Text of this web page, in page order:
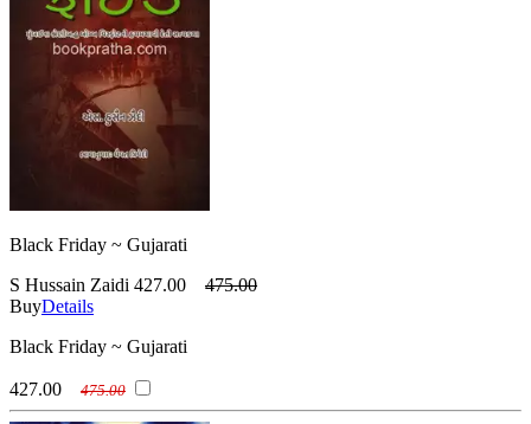
Black Friday ~ Gujarati
S Hussain Zaidi 427.00
475.00
BuyDetails
Black Friday ~ Gujarati
427.00 475.00